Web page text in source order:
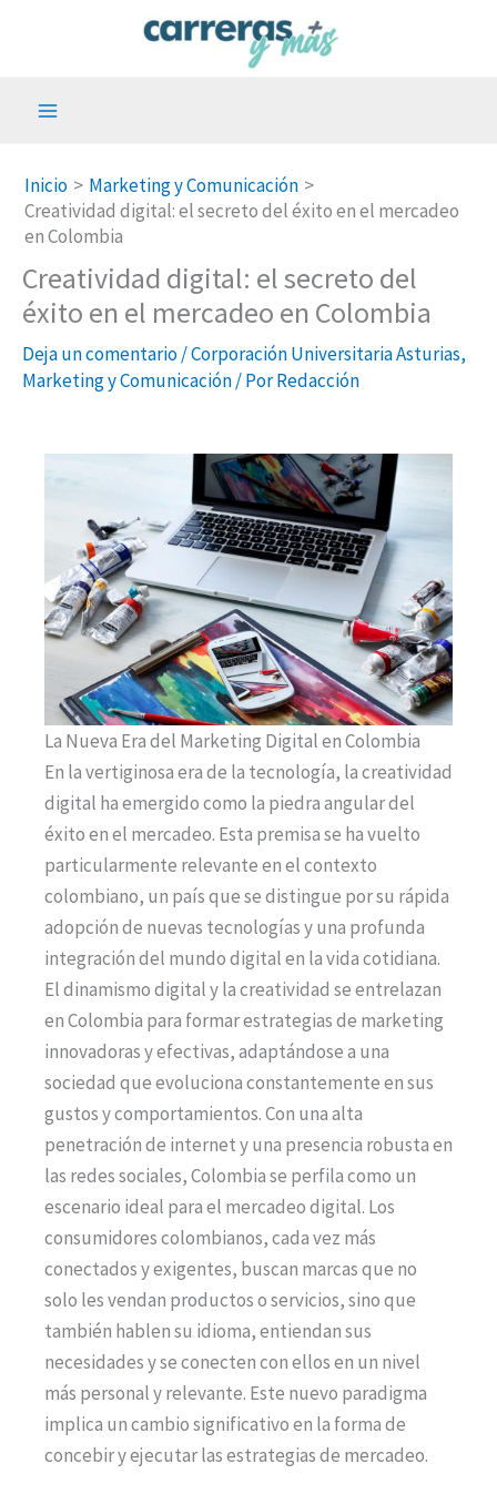
Inicio
Marketing y Comunicación
Creatividad digital: el secreto del éxito en el mercadeo
en Colombia
Creatividad digital: el secreto del
éxito en el mercadeo en Colombia
Deja un comentario/Corporación Universitaria Asturias,
Marketing y Comunicación/ PorRedacción
La Nueva Era del Marketing Digital en Colombia
En la vertiginosa era de la tecnología, la creatividad
digital ha emergido como la piedra angular del
éxito en el mercadeo. Esta premisa se ha vuelto
particularmente relevante en el contexto
colombiano, un país que se distingue por su rápida
adopción de nuevas tecnologías y una profunda
integración del mundo digital en la vida cotidiana.
El dinamismo digital y la creatividad se entrelazan
en Colombia para formar estrategias de marketing
innovadoras y efectivas, adaptándose a una
sociedad que evoluciona constantemente en sus
gustos y comportamientos. Con una alta
penetración de internet y una presencia robusta en
las redes sociales, Colombia se perfila como un
escenario ideal para el mercadeo digital. Los
consumidores colombianos, cada vez más
conectados y exigentes, buscan marcas que no
solo les vendan productos o servicios, sino que
también hablen su idioma, entiendan sus
necesidades y se conecten con ellos en un nivel
más personal y relevante. Este nuevo paradigma
implica un cambio significativo en la forma de
concebir y ejecutar las estrategias de mercadeo.